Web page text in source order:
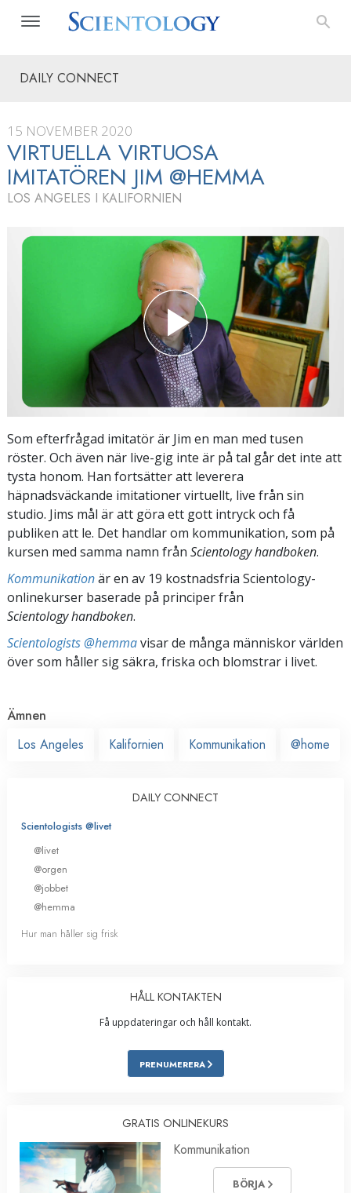
DAILY CONNECT
15 NOVEMBER 2020
VIRTUELLA VIRTUOSA
IMITATÖREN JIM @HEMMA
LOS ANGELES I KALIFORNIEN
Som efterfrågad imitatör är Jim en man med tusen
röster. Och även när live-gig inte är på tal går det inte att
tysta honom. Han fortsätter att leverera
häpnadsväckande imitationer virtuellt, live från sin
studio. Jims mål är att göra ett gott intryck och få
publiken att le. Det handlar om kommunikation, som på
kursen med samma namn från Scientology handboken.
Kommunikationär en av 19 kostnadsfria Scientology-
onlinekurser baserade på principer från
Scientology handboken.
Scientologists @hemmavisar de många människor världen
över som håller sig säkra, friska och blomstrar i livet.
Ämnen
Los Angeles
Kalifornien Kommunikation @home
DAILY CONNECT
Scientologists @livet
@livet
@orgen
@jobbet
@hemma
Hur man håller sig frisk
HÅLL KONTAKTEN
Få uppdateringar och håll kontakt.
PRENUMERERA
GRATIS ONLINEKURS
Kommunikation
BÖRJA